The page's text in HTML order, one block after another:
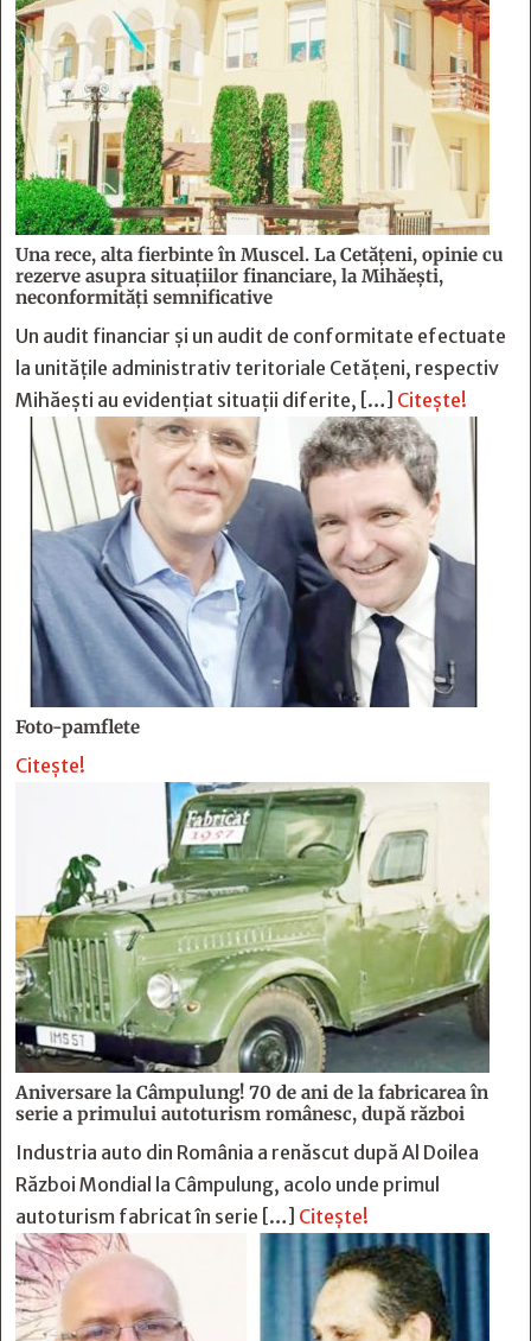
Una rece, alta fierbinte în Muscel. La Cetăţeni, opinie cu
rezerve asupra situaţiilor financiare, la Mihăeşti,
neconformităţi semnificative
Un audit financiar și un audit de conformitate efectuate
la unitățile administrativ teritoriale Cetățeni, respectiv
Mihăești au evidențiat situații diferite, […] Citește!
Foto-pamflete
Citește!
Aniversare la Câmpulung! 70 de ani de la fabricarea în
serie a primului autoturism românesc, după război
Industria auto din România a renăscut după Al Doilea
Război Mondial la Câmpulung, acolo unde primul
autoturism fabricat în serie […] Citește!